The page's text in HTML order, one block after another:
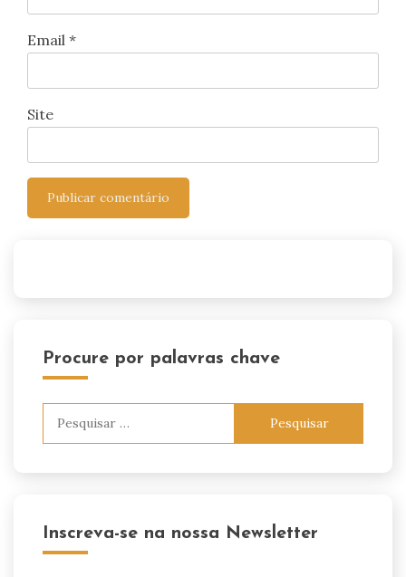
Email *
Site
Procure por palavras chave
Inscreva-se na nossa Newsletter